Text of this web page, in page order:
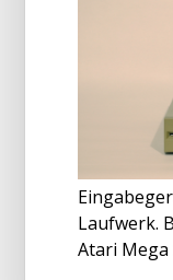
Laufwerk.
Atari Mega